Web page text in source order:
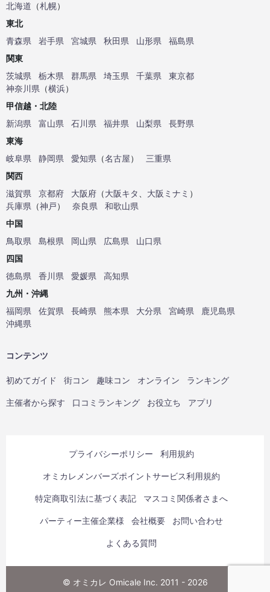
北海道 （札幌）
東北
青森県
岩手県 宮城県 秋田県 山形県
福島県
関東
茨城県
栃木県 群馬県 埼玉県 千葉県
東京都
神奈川県 （横浜）
甲信越・北陸
新潟県
富山県 石川県 福井県 山梨県
長野県
東海
岐阜県
静岡県 愛知県 （名古屋）
三重県
関西
滋賀県
京都府 大阪府 （大阪キタ 大阪ミナミ ）
兵庫県 （神戸） 奈良県
和歌山県
中国
鳥取県
島根県 岡山県 広島県
山口県
四国
徳島県
香川県 愛媛県
高知県
九州・沖縄
福岡県
佐賀県 長崎県 熊本県 大分県 宮崎県
鹿児島県
沖縄県
コンテンツ
初めてガイド 街コン 趣味コン オンライン ランキング
主催者から探す 口コミランキング お役立ち アプリ
プライバシーポリシー 利用規約
オミカレメンバーズポイントサービス利用規約
特定商取引法に基づく表記 マスコミ関係者さまへ
パーティー主催企業様 会社概要 お問い合わせ
よくある質問
© オミカレ Omicale Inc. 2011 - 2026